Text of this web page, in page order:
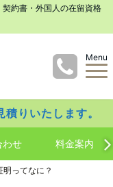
約書・外国人の在留資格
Menu
りいたします。
わせ 料金案内
明ってなに？